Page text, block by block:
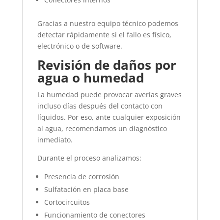
Gracias a nuestro equipo técnico podemos
detectar rápidamente si el fallo es físico,
electrónico o de software.
Revisión de daños por
agua o humedad
La humedad puede provocar averías graves
incluso días después del contacto con
líquidos. Por eso, ante cualquier exposición
al agua, recomendamos un diagnóstico
inmediato.
Durante el proceso analizamos:
Presencia de corrosión
Sulfatación en placa base
Cortocircuitos
Funcionamiento de conectores